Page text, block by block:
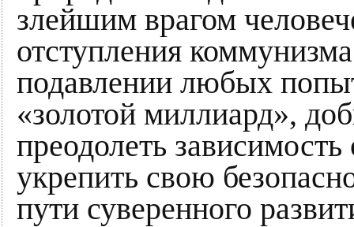
злейшим врагом
отступления
подавлении любых
«золотой миллиард»,
преодолеть
укрепить свою
пути суверенного